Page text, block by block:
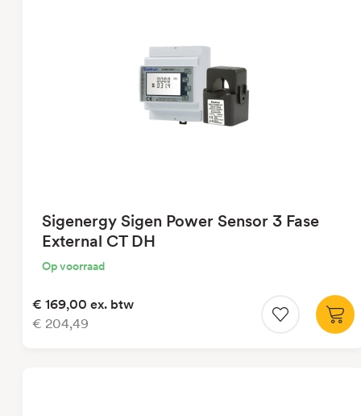
Sigenergy Sigen Power Sensor 3 Fase
External CT DH
Op voorraad
€ 169,00 ex. btw
€ 204,49